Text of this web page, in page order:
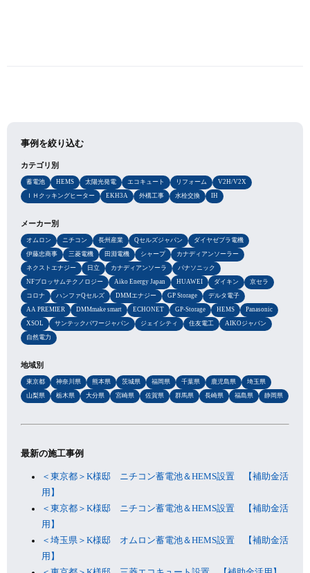
事例を絞り込む
カテゴリ別
蓄電池 HEMS 太陽光発電 エコキュート リフォーム
V2H/V2X
ＩＨクッキングヒーター
EKH3A 外構工事 水栓交換 IH
メーカー別
オムロン ニチコン 長州産業 Qセルズジャパン
ダイヤゼブラ電機
伊藤忠商事
三菱電機 田淵電機 シャープ
カナディアンソーラー
ネクストエナジー
日立 カナディアンソーラ
パナソニック
NFブロッサムテクノロジー
Aiko Energy Japan HUAWEI ダイキン
京セラ
コロナ
ハンファQセルズ DMMエナジー GP Storage
デルタ電子
AA PREMIER
DMMmake smart ECHONET GP-Storage HEMS
Panasonic
XSOL
サンテックパワージャパン ジェイシティ 住友電工
AIKOジャパン
自然電力
地域別
東京都 神奈川県 熊本県 茨城県 福岡県 千葉県 鹿児島県
埼玉県
山梨県
栃木県 大分県 宮崎県 佐賀県 群馬県 長崎県 福島県 静岡県
最新の施工事例
＜東京都＞K様邸 ニチコン蓄電池＆HEMS設置 【補助金活
用】
＜東京都＞K様邸 ニチコン蓄電池＆HEMS設置 【補助金活
用】
＜埼玉県＞K様邸 オムロン蓄電池＆HEMS設置 【補助金活
用】